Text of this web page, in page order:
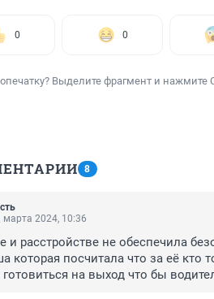
0 0
Выделите фрагмент и нажмите
8
марта 2024, 10:36
и расстройстве не обеспечила
которая посчитала что за её кто
на выход что бы